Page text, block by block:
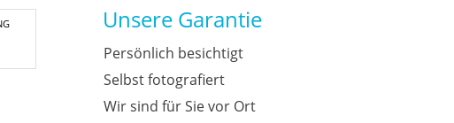
Unsere Garantie
Persönlich besichtigt
Selbst fotografiert
Wir sind für Sie vor Ort